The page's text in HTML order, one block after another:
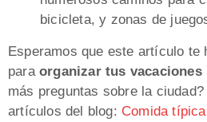
bicicleta, y zonas de
Esperamos que este artículo te
para organizar tus vacaciones
más preguntas sobre la
artículos del blog: Comida